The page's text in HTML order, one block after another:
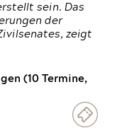
sein. Das
der
zeigt
(10 Termine,